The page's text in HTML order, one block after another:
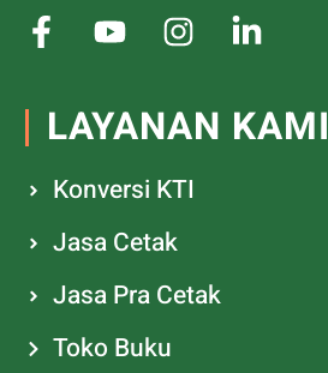
LAYANAN KAMI
Konversi KTI
Jasa Cetak
Jasa Pra Cetak
Toko Buku